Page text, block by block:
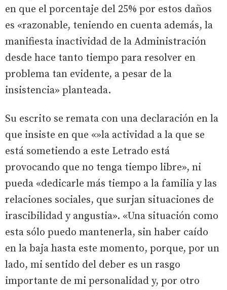
en que el porcentaje del 25% por estos daños
es «razonable, teniendo en cuenta además, la
manifiesta inactividad de la Administración
desde hace tanto tiempo para resolver en
problema tan evidente, a pesar de la
insistencia» planteada.
Su escrito se remata con una declaración en la
que insiste en que «»la actividad a la que se
está sometiendo a este Letrado está
provocando que no tenga tiempo libre», ni
pueda «dedicarle más tiempo a la familia y las
relaciones sociales, que surjan situaciones de
irascibilidad y angustia». «Una situación como
esta sólo puedo mantenerla, sin haber caído
en la baja hasta este momento, porque, por un
lado, mi sentido del deber es un rasgo
importante de mi personalidad y, por otro